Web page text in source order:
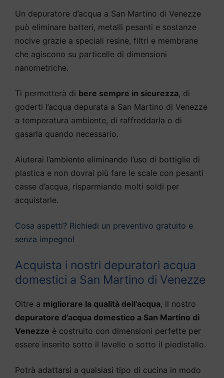
Un depuratore d’acqua a San Martino di Venezze
può eliminare batteri, metalli pesanti e sostanze
nocive grazie a speciali resine, filtri e membrane
che agiscono su particelle di dimensioni
nanometriche.
Ti permetterà di bere sempre in sicurezza, di
goderti l’acqua depurata a San Martino di Venezze
a temperatura ambiente, di raffreddarla o di
gasarla quando necessario.
Aiuterai l’ambiente eliminando l’uso di bottiglie di
plastica e non dovrai più fare le scale con pesanti
casse d’acqua, risparmiando molti soldi per
acquistarle.
Cosa aspetti? Richiedi un preventivo gratuito e
senza impegno!
Acquista i nostri depuratori acqua
domestici a San Martino di Venezze
Oltre a migliorare la qualità dell’acqua, il nostro
depuratore d’acqua domestico a San Martino di
Venezze è costruito con dimensioni perfette per
essere inserito sotto il lavello o sotto il piedistallo.
Potrà adattarsi a qualsiasi tipo di cucina in modo